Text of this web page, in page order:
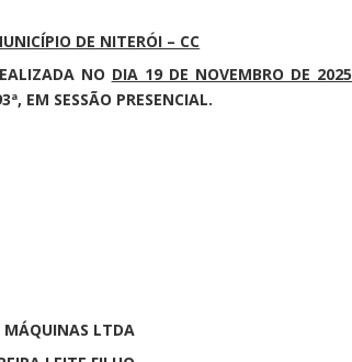
DE NITERÓI – CC
NO DIA 19 DE NOVEMBRO DE 2025
EM SESSÃO PRESENCIAL.
MÁQUINAS LTDA